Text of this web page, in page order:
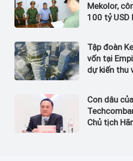
Mekolor,
100 tỷ
Tập đoàn
vốn tại
dự kiến thu
Con dâu
Chủ tịch